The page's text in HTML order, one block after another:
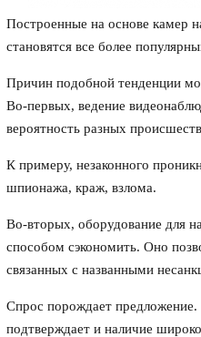
Построенные на основе камер
становятся все более
Причин подобной тенденции
Во-первых, ведение
вероятность разных
К примеру, незаконного
шпионажа, краж, взлома.
Во-вторых, оборудование для
способом сэкономить. Оно
связанных с названными
Спрос порождает предложение.
подтверждает и наличие